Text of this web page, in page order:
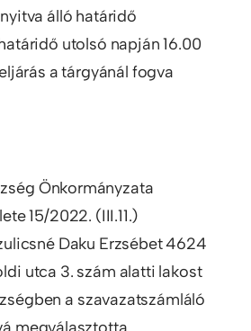
álló határidő
utolsó napján 16.00
a tárgyánál fogva
Önkormányzata
15/2022. (III.11.)
Daku Erzsébet 4624
utca 3. szám alatti lakost
a szavazatszámláló